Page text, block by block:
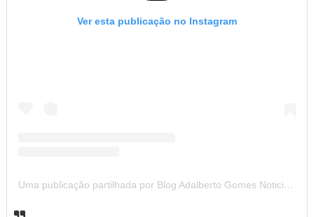
Ver esta publicação no Instagram
Uma publicação partilhada por Blog Adalberto Gomes Noticias (@blogadalbertogomesnoticiass)